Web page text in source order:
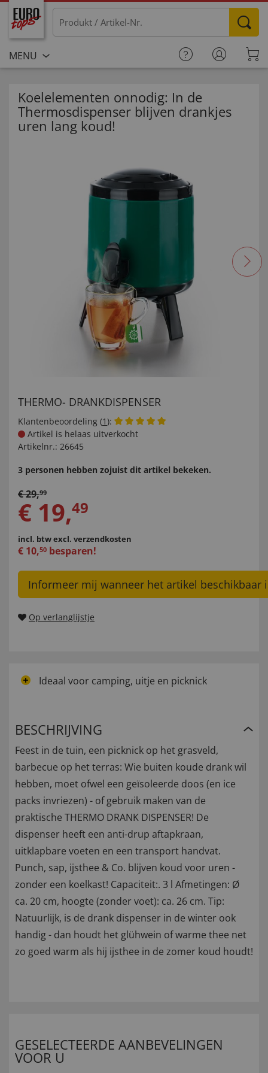
MENU
Koelelementen onnodig: In de
Thermosdispenser blijven drankjes
uren lang koud!
THERMO- DRANKDISPENSER
Klantenbeoordeling (1):
Artikel is helaas uitverkocht
Artikelnr.: 26645
3 personen hebben zojuist dit artikel bekeken.
€29,99
€ 19,49
incl. btwexcl. verzendkosten
€ 10,50 besparen!
Informeer mij wanneer het artikel beschikbaar
Op verlanglijstje
Ideaal voor camping, uitje en picknick
BESCHRIJVING
Feest in de tuin, een picknick op het grasveld,
barbecue op het terras: Wie buiten koude drank wil
hebben, moet ofwel een geïsoleerde doos (en ice
packs invriezen) - of gebruik maken van de
praktische THERMO DRANK DISPENSER! De
dispenser heeft een anti-drup aftapkraan,
uitklapbare voeten en een transport handvat.
Punch, sap, ijsthee & Co. blijven koud voor uren -
zonder een koelkast! Capaciteit:. 3 l Afmetingen: Ø
ca. 20 cm, hoogte (zonder voet): ca. 26 cm. Tip:
Natuurlijk, is de drank dispenser in de winter ook
handig - dan houdt het glühwein of warme thee net
zo goed warm als hij ijsthee in de zomer koud houdt!
GESELECTEERDE AANBEVELINGEN
VOOR U